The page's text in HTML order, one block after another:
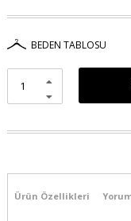
BEDEN TABLOSU
Ürün Özellikleri